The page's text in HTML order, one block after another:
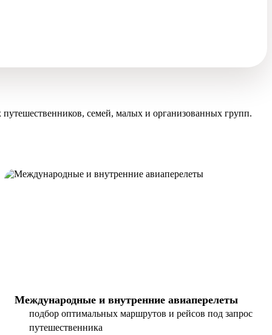
семей, малых и организованных групп.
Международные и внутренние авиаперелеты
подбор оптимальных маршрутов и рейсов под запрос
путешественника